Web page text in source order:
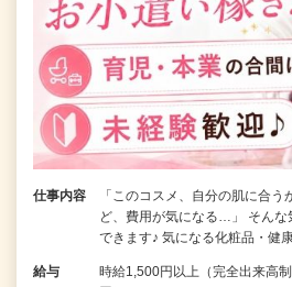
仕事内容
「このコスメ、自分の肌に合
ど、費用が気になる…」 そん
できます♪ 気になる化粧品・健
給与
時給1,500円以上（完全出来高